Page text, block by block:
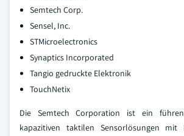
Semtech Corp.
Sensel, Inc.
STMicroelectronics
Synaptics Incorporated
Tangio gedruckte Elektronik
TouchNetix
Die Semtech Corporation ist ein
kapazitiven taktilen Sensorlösungen mit